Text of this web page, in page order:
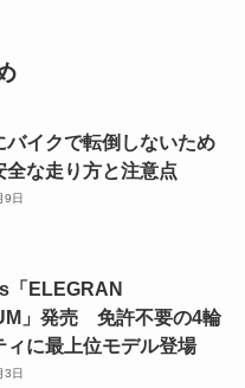
バイクで転倒しないため
全な走り方と注意点
9日
「ELEGRAN
」発売 免許不要の4輪
ィに最上位モデル登場
3日